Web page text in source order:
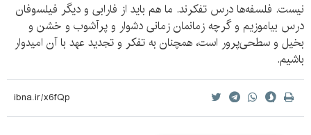
نیست. فلسفه‌ها درس تفکرند. ما هم باید از فارابی و دیگر فیلسوفان
درس بیاموزیم و گرچه زمانمان زمانی دشوار و پرآشوب و خشن و
بخیل و سطحی‌پرور است، همچنان به تفکر و تجدید عهد با آن امیدوار
باشیم.